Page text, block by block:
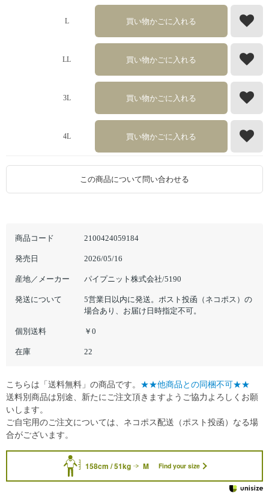
商品コード 2100424059184
発売日 2026/05/16
産地／メーカー パイプニット株式会社/5190
発送について
5営業日以内に発送。ポスト投函（ネコポス）の
場合あり、お届け日時指定不可。
個別送料 ￥0
在庫 22
L 買い物かごに入れる
LL 買い物かごに入れる
3L 買い物かごに入れる
4L 買い物かごに入れる
この商品について問い合わせる
158cm / 51kg M Find your size
こちらは「送料無料」の商品です。 ★★他商品との同梱不可★★
送料別商品は別途、新たにご注文頂きますようご協力よろしくお願
いします。
ご自宅用のご注文については、ネコポス配送（ポスト投函）なる場
合がございます。